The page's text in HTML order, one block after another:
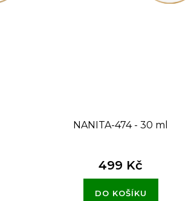
NANITA-474 - 30 ml
499 Kč
DO KOŠÍKU